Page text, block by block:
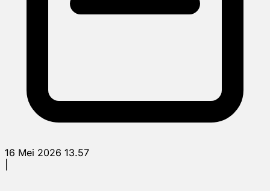
16 Mei 2026 13.57